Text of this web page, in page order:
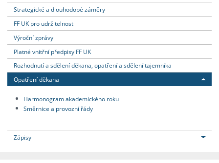
Strategické a dlouhodobé záměry
FF UK pro udržitelnost
Výroční zprávy
Platné vnitřní předpisy FF UK
Rozhodnutí a sdělení děkana, opatření a sdělení tajemníka
Opatření děkana
Harmonogram akademického roku
Směrnice a provozní řády
Zápisy